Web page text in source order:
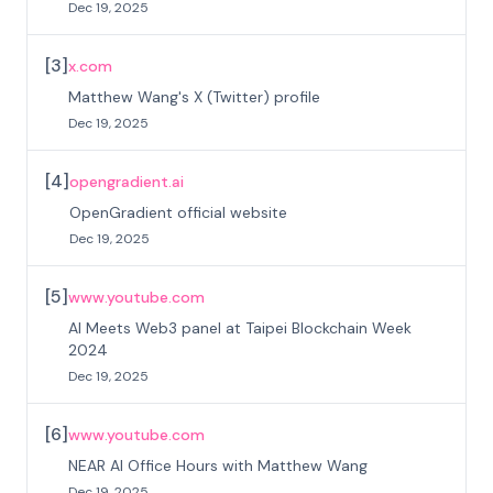
Dec 19, 2025
[3]x.com
Matthew Wang's X (Twitter) profile
Dec 19, 2025
[4]opengradient.ai
OpenGradient official website
Dec 19, 2025
[5]www.youtube.com
AI Meets Web3 panel at Taipei Blockchain Week
2024
Dec 19, 2025
[6]www.youtube.com
NEAR AI Office Hours with Matthew Wang